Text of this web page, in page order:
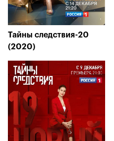
Тайны следствия-20
(2020)